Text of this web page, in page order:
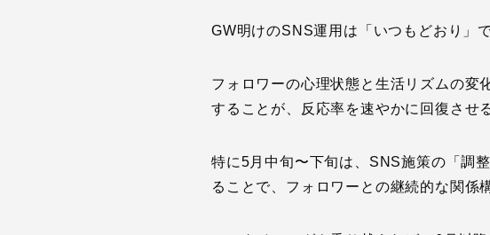
GW明けのSNS運用は「いつもどおり」
フォロワーの心理状態と生活リズムの変
することが、反応率を速やかに回復させ
特に5月中旬〜下旬は、SNS施策の「調
ることで、フォロワーとの継続的な関係